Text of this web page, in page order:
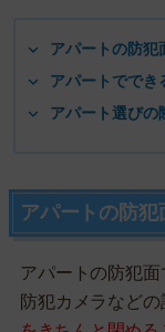
アパートの防犯
アパートででき
アパート選びの
アパートの防犯
アパートの防犯
防犯カメラなど